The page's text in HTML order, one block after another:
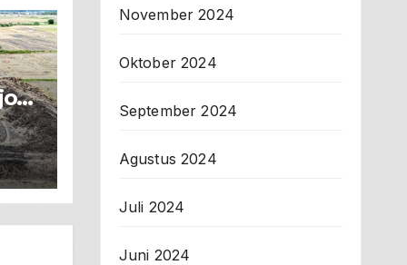
November 2024
Oktober 2024
September 2024
Agustus 2024
Juli 2024
Juni 2024